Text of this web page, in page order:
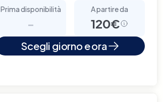
Prima disponibilità
-
A partire da
120€
Scegli giorno e ora